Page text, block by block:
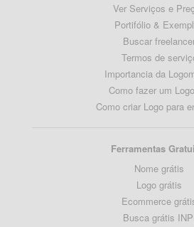
Ver Serviços e
Portifólio &
Buscar
Termos de
Importancia da
Como fazer um
Como criar Logo para
Ferramentas
Nome grátis
Logo grátis
Ecommerce
Busca grátis